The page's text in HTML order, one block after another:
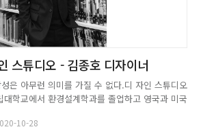
튜디오 - 김종호 디자이너
은 아무런 의미를 가질 수 없다.디 자인 스튜디오
대학교에서 환경설계학과를 졸업하고 영국과 미국
디오를 설립했다. ASID(미국 인테리어 디자이너
10-28